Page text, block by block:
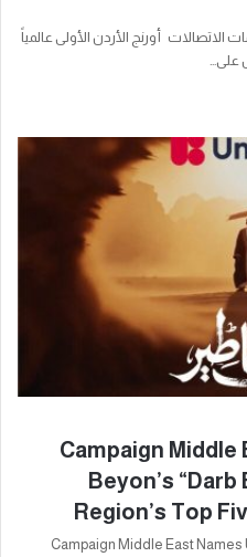
الاتصالات أورنج الأردن الأولى عالمياً
على…
Campaign Middle
Beyon’s
Region’s Top
Campaign Middle East Names